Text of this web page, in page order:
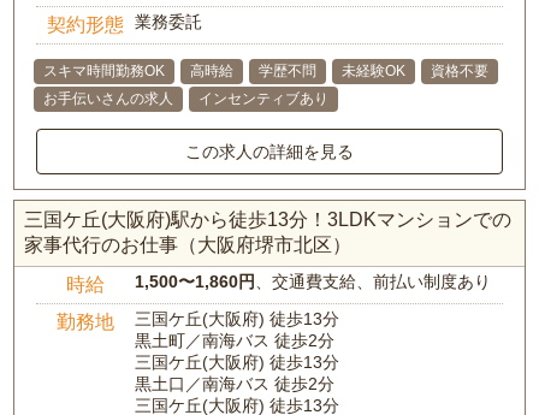
契約形態 業務委託
スキマ時間勤務OK 高時給 学歴不問 未経験OK
資格不要
お手伝いさんの求人
インセンティブあり
この求人の詳細を見る
三国ケ丘(大阪府)駅から徒歩13分！3LDKマンションでの
家事代行のお仕事（大阪府堺市北区）
時給 1,500〜1,860円 、交通費支給、前払い制度あり
勤務地
三国ケ丘(大阪府) 徒歩13分
黒土町／南海バス 徒歩2分
三国ケ丘(大阪府) 徒歩13分
黒土口／南海バス 徒歩2分
三国ケ丘(大阪府) 徒歩13分